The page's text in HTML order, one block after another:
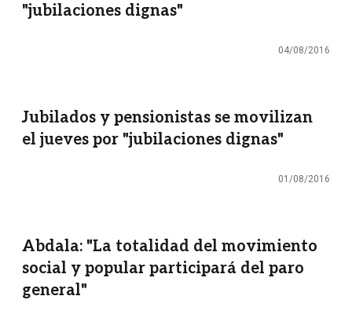
"jubilaciones dignas"
04/08/2016
Jubilados y pensionistas se movilizan
el jueves por "jubilaciones dignas"
01/08/2016
Abdala: "La totalidad del movimiento
social y popular participará del paro
general"